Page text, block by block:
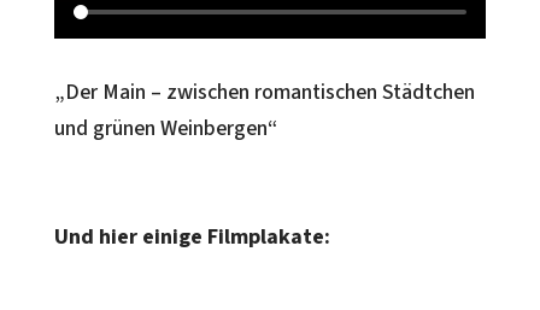
„Der Main – zwischen romantischen Städtchen
und grünen Weinbergen“
Und hier einige Filmplakate: